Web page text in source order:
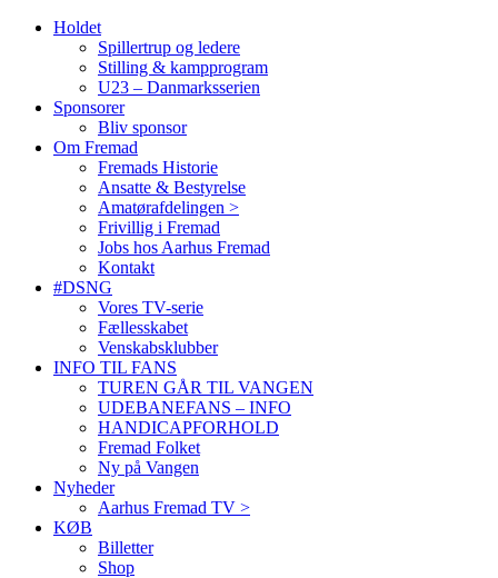
Holdet
Spillertrup og ledere
Stilling & kampprogram
U23 – Danmarksserien
Sponsorer
Bliv sponsor
Om Fremad
Fremads Historie
Ansatte & Bestyrelse
Amatørafdelingen >
Frivillig i Fremad
Jobs hos Aarhus Fremad
Kontakt
#DSNG
Vores TV-serie
Fællesskabet
Venskabsklubber
INFO TIL FANS
TUREN GÅR TIL VANGEN
UDEBANEFANS – INFO
HANDICAPFORHOLD
Fremad Folket
Ny på Vangen
Nyheder
Aarhus Fremad TV >
KØB
Billetter
Shop